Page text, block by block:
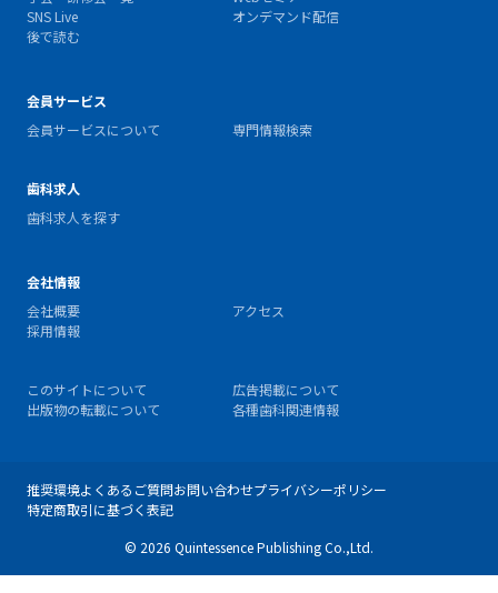
SNS Live
オンデマンド配信
後で読む
会員サービス
会員サービスについて
専門情報検索
歯科求人
歯科求人を探す
会社情報
会社概要
アクセス
採用情報
このサイトについて
広告掲載について
出版物の転載について
各種歯科関連情報
推奨環境よくあるご質問お問い合わせプライバシーポリシー
特定商取引に基づく表記
© 2026 Quintessence Publishing Co.,Ltd.